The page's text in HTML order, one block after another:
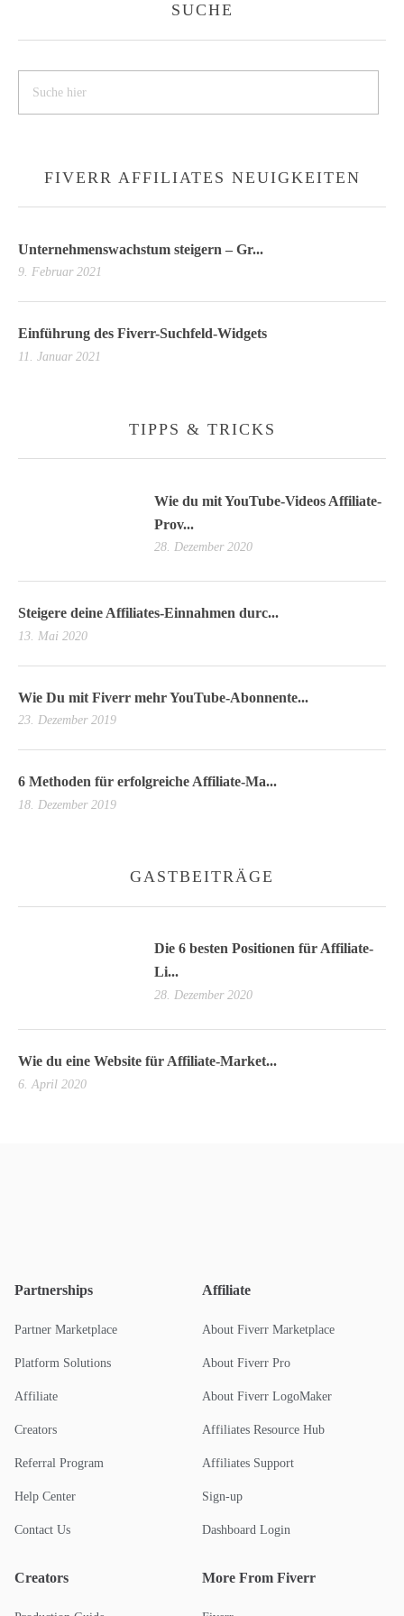
SUCHE
FIVERR AFFILIATES NEUIGKEITEN
Unternehmenswachstum steigern – Gr...
9. Februar 2021
Einführung des Fiverr-Suchfeld-Widgets
11. Januar 2021
TIPPS & TRICKS
Wie du mit YouTube-Videos Affiliate-
Prov...
28. Dezember 2020
Steigere deine Affiliates-Einnahmen durc...
13. Mai 2020
Wie Du mit Fiverr mehr YouTube-Abonnente...
23. Dezember 2019
6 Methoden für erfolgreiche Affiliate-Ma...
18. Dezember 2019
GASTBEITRÄGE
Die 6 besten Positionen für Affiliate-
Li...
28. Dezember 2020
Wie du eine Website für Affiliate-Market...
6. April 2020
Partnerships
Partner Marketplace
Platform Solutions
Affiliate
Creators
Referral Program
Help Center
Contact Us
Affiliate
About Fiverr Marketplace
About Fiverr Pro
About Fiverr LogoMaker
Affiliates Resource Hub
Affiliates Support
Sign-up
Dashboard Login
Creators More From Fiverr